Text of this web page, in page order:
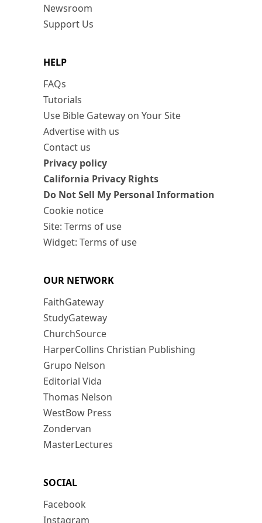
Newsroom
Support Us
HELP
FAQs
Tutorials
Use Bible Gateway on Your Site
Advertise with us
Contact us
Privacy policy
California Privacy Rights
Do Not Sell My Personal Information
Cookie notice
Site: Terms of use
Widget: Terms of use
OUR NETWORK
FaithGateway
StudyGateway
ChurchSource
HarperCollins Christian Publishing
Grupo Nelson
Editorial Vida
Thomas Nelson
WestBow Press
Zondervan
MasterLectures
SOCIAL
Facebook
Instagram